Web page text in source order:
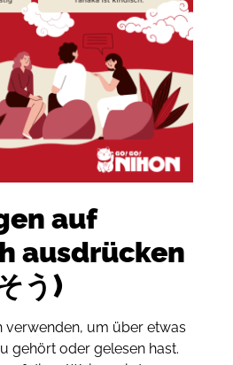
auf
ausdrücken
う)
um über etwas
gehörtoder gelesen hast.